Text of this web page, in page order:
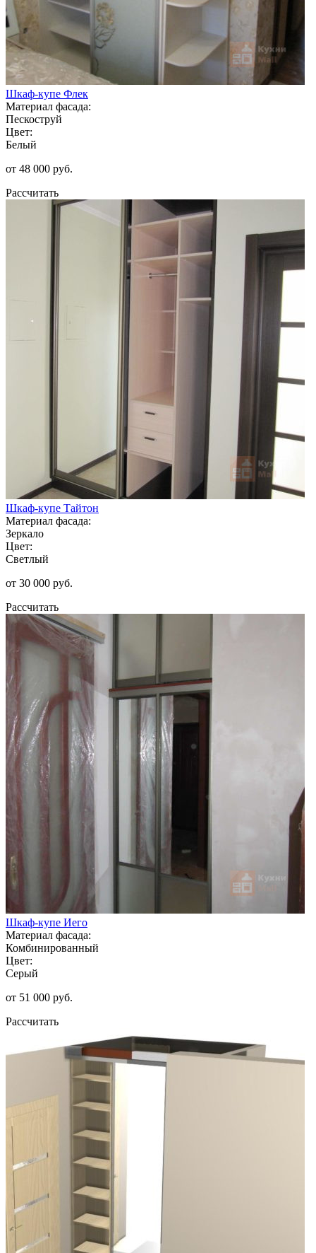
Шкаф-купе Флек
Материал фасада:
Пескоструй
Цвет:
Белый
от 48 000 руб.
Рассчитать
Шкаф-купе Тайтон
Материал фасада:
Зеркало
Цвет:
Светлый
от 30 000 руб.
Рассчитать
Шкаф-купе Иего
Материал фасада:
Комбинированный
Цвет:
Серый
от 51 000 руб.
Рассчитать